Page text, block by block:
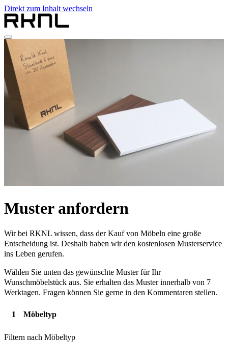
Direkt zum Inhalt wechseln
Home
Produkte
Über RKNL
nl
de
Muster anfordern
Wir bei RKNL wissen, dass der Kauf von Möbeln eine große
Entscheidung ist. Deshalb haben wir den kostenlosen Musterservice
ins Leben gerufen.
Wählen Sie unten das gewünschte Muster für Ihr
Wunschmöbelstück aus. Sie erhalten das Muster innerhalb von 7
Werktagen. Fragen können Sie gerne in den Kommentaren stellen.
Möbeltyp
Filtern nach Möbeltyp